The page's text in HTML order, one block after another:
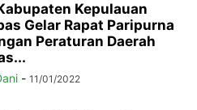
Kepulauan
Gelar Rapat Paripurna
Peraturan Daerah
- 11/01/2022